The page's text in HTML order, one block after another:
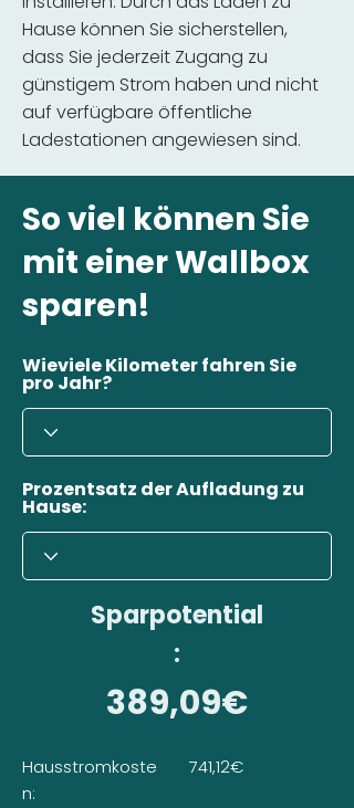
Hause können Sie sicherstellen,
dass Sie jederzeit Zugang zu
günstigem Strom haben und nicht
auf verfügbare öffentliche
Ladestationen angewiesen sind.
So viel können Sie
mit einer Wallbox
sparen!
Wieviele Kilometer fahren Sie
pro Jahr?
Prozentsatz der Aufladung zu
Hause:
Sparpotential
:
389,09€
Hausstromkoste
n:
741,12€